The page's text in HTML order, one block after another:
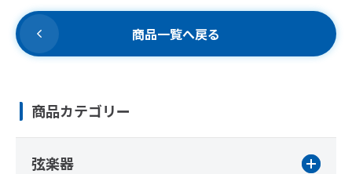
商品一覧へ戻る
商品カテゴリー
弦楽器